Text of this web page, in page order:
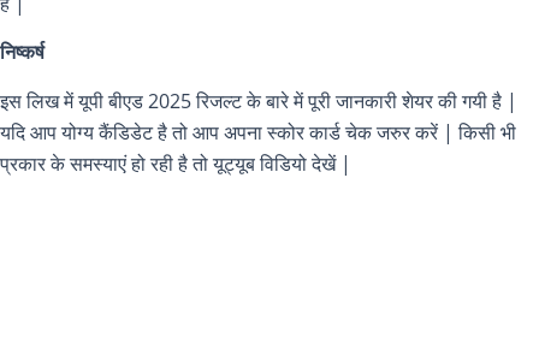
निष्कर्ष
इस लिख में यूपी बीएड 2025 रिजल्ट के बारे में पूरी जानकारी शेयर की गयी है |
यदि आप योग्य कैंडिडेट है तो आप अपना स्कोर कार्ड चेक जरुर करें | किसी भी
प्रकार के समस्याएं हो रही है तो यूट्यूब विडियो देखें |